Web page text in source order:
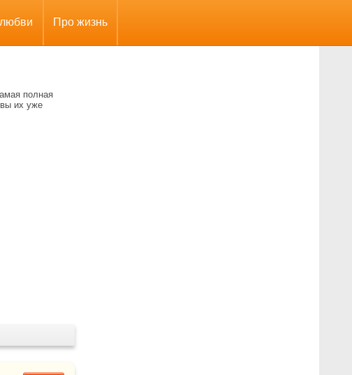
Про жизнь
полная
их уже